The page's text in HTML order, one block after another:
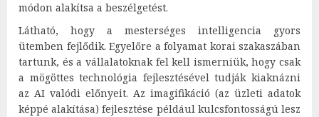
módon alakítsa a beszélgetést.
Látható, hogy a mesterséges intelligencia gyors
ütemben fejlődik. Egyelőre a folyamat korai szakaszában
tartunk, és a vállalatoknak fel kell ismerniük, hogy csak
a mögöttes technológia fejlesztésével tudják kiaknázni
az AI valódi előnyeit. Az imagifikáció (az üzleti adatok
képpé alakítása) fejlesztése például kulcsfontosságú lesz